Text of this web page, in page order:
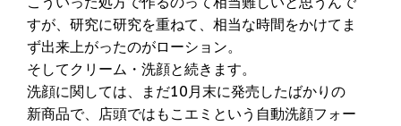
すが、研究に研究を重ねて、相当な時間をかけてま
ず出来上がったのがローション。
そしてクリーム・洗顔と続きます。
洗顔に関しては、まだ10月末に発売したばかりの
新商品で、店頭ではもこエミという自動洗顔フォー